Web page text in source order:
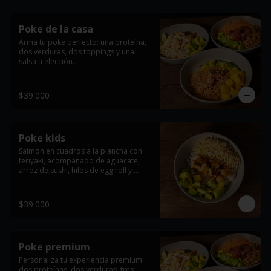
Poke de la casa
Arma tu poke perfecto: una proteína,
dos verduras, dos toppings y una
salsa a elección.
$39.000
Poke kids
Salmón en cuadros a la plancha con
teriyaki, acompañado de aguacate,
arroz de sushi, hilos de egg roll y
$39.000
Poke premium
Personaliza tu experiencia premium: